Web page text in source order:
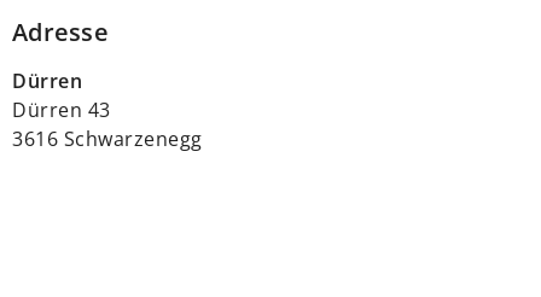
Adresse
Dürren
Dürren 43
3616 Schwarzenegg